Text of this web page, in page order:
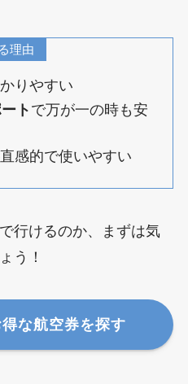
理由
りやすい
ト で万が一の時も安
感的で使いやすい
行けるのか、まずは気
う！
な航空券を探す